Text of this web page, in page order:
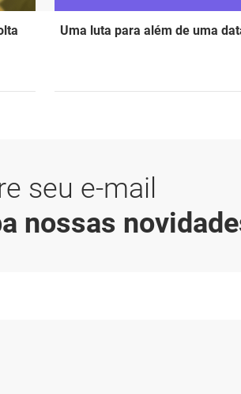
Uma luta para além de uma
seu e-mail
nossas